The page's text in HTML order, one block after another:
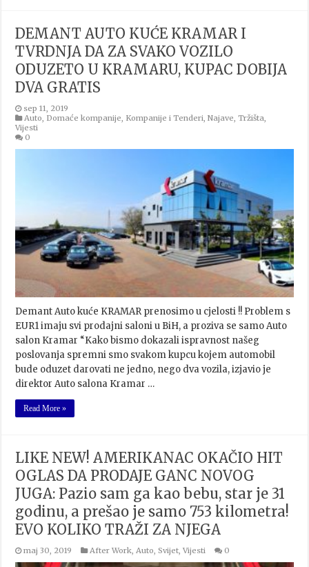
DEMANT AUTO KUĆE KRAMAR I
TVRDNJA DA ZA SVAKO VOZILO
ODUZETO U KRAMARU, KUPAC DOBIJA
DVA GRATIS
sep 11, 2019
Auto, Domaće kompanije, Kompanije i Tenderi,Najave,Tržišta,
Vijesti
0
Demant Auto kuće KRAMAR prenosimo u cjelosti !! Problem s
EUR1 imaju svi prodajni saloni u BiH, a proziva se samo Auto
salon Kramar “Kako bismo dokazali ispravnost našeg
poslovanja spremni smo svakom kupcu kojem automobil
bude oduzet darovati ne jedno, nego dva vozila, izjavio je
direktor Auto salona Kramar …
Read More »
LIKE NEW! AMERIKANAC OKAČIO HIT
OGLAS DA PRODAJE GANC NOVOG
JUGA: Pazio sam ga kao bebu, star je 31
godinu, a prešao je samo 753 kilometra!
EVO KOLIKO TRAŽI ZA NJEGA
maj 30, 2019 After Work Auto ,Svijet ,Vijesti 0